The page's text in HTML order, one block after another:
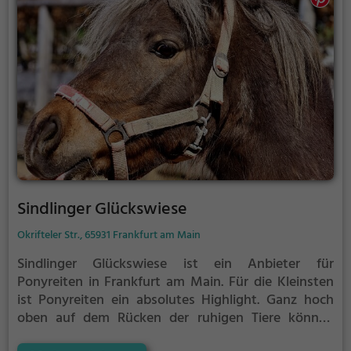
Reitens begeistern!
Sindlinger Glückswiese
Okrifteler Str., 65931 Frankfurt am Main
Sindlinger Glückswiese ist ein Anbieter für
Ponyreiten in Frankfurt am Main. Für die Kleinsten
ist Ponyreiten ein absolutes Highlight. Ganz hoch
oben auf dem Rücken der ruhigen Tiere können